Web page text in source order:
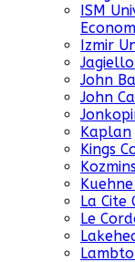
ISM
Izmir
John
John
Kaplan
Kings
La Cite
Le